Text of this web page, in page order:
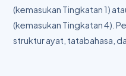
(kemasukan Tingkatan 1)
(kemasukan Tingkatan 4).
struktur ayat, tatabahasa,